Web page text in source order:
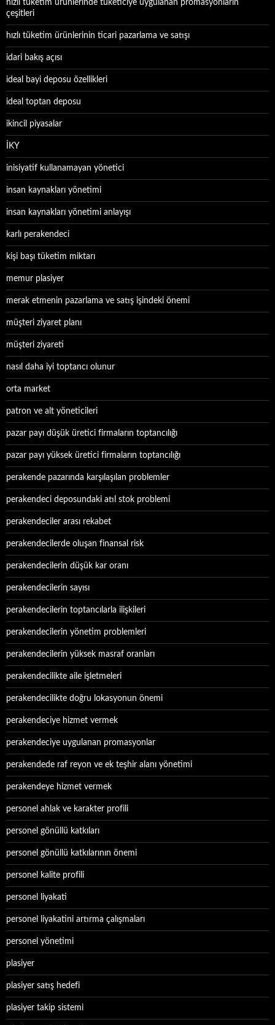
hızlı tüketim ürünlerinde tüketiciye uygulanan promasyonların
çeşitleri
hızlı tüketim ürünlerinin ticari pazarlama ve satışı
idari bakış açısı
ideal bayi deposu özellikleri
ideal toptan deposu
ikincil piyasalar
İKY
inisiyatif kullanamayan yönetici
insan kaynakları yönetimi
insan kaynakları yönetimi anlayışı
karlı perakendeci
kişi başı tüketim miktarı
memur plasiyer
merak etmenin pazarlama ve satış işindeki önemi
müşteri ziyaret planı
müşteri ziyareti
nasıl daha iyi toptancı olunur
orta market
patron ve alt yöneticileri
pazar payı düşük üretici firmaların toptancılığı
pazar payı yüksek üretici firmaların toptancılığı
perakende pazarında karşılaşılan problemler
perakendeci deposundaki atıl stok problemi
perakendeciler arası rekabet
perakendecilerde oluşan finansal risk
perakendecilerin düşük kar oranı
perakendecilerin sayısı
perakendecilerin toptancılarla ilişkileri
perakendecilerin yönetim problemleri
perakendecilerin yüksek masraf oranları
perakendecilikte aile işletmeleri
perakendecilikte doğru lokasyonun önemi
perakendeciye hizmet vermek
perakendeciye uygulanan promasyonlar
perakendede raf reyon ve ek teşhir alanı yönetimi
perakendeye hizmet vermek
personel ahlak ve karakter profili
personel gönüllü katkıları
personel gönüllü katkılarının önemi
personel kalite profili
personel liyakati
personel liyakatini artırma çalışmaları
personel yönetimi
plasiyer
plasiyer satış hedefi
plasiyer takip sistemi